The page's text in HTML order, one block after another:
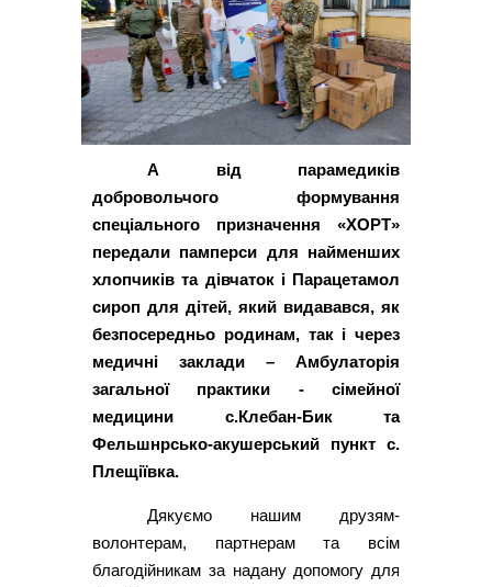
А від парамедиків
добровольчого формування
спеціального призначення «ХОРТ»
передали памперси для найменших
хлопчиків та дівчаток і Парацетамол
сироп для дітей, який видавався, як
безпосередньо родинам, так і через
медичні заклади – Амбулаторія
загальної практики - сімейної
медицини с.Клебан-Бик та
Фельшнрсько-акушерський пункт с.
Плещіївка.
Дякуємо нашим друзям-
волонтерам, партнерам та всім
благодійникам за надану допомогу для